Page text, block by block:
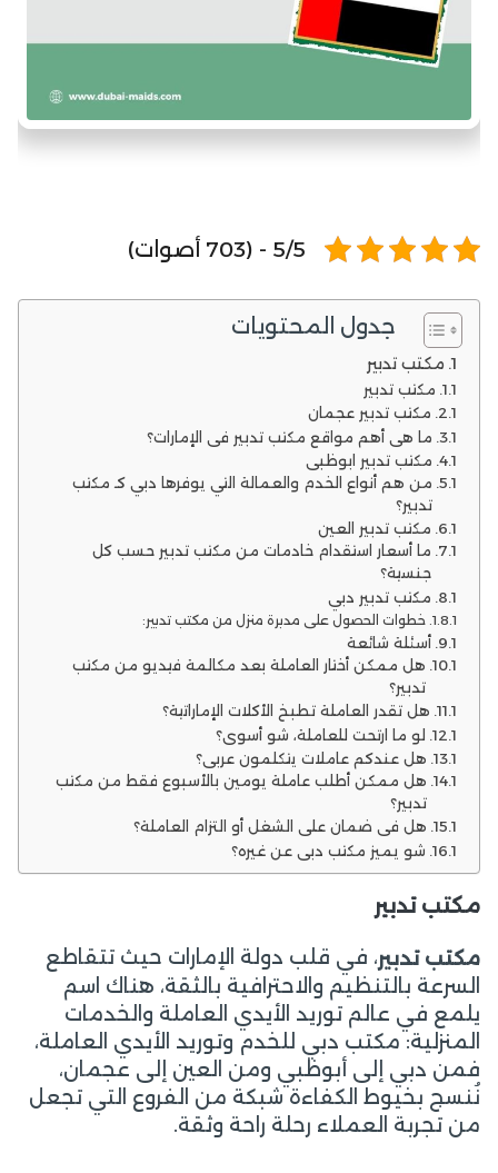
5/5 - (703 أصوات)
جدول المحتويات
مكتب تدبير
مكتب تدبير
مكتب تدبير عجمان
ما هي أهم مواقع مكتب تدبير في الإمارات؟
مكتب تدبير ابوظبي
من هم أنواع الخدم والعمالة التي يوفرها دبي كـ مكتب
تدبير؟
مكتب تدبير العين
ما أسعار استقدام خادمات من مكتب تدبير حسب كل
جنسية؟
مكتب تدبير دبي
خطوات الحصول على مدبرة منزل من مكتب تدبير:
أسئلة شائعة
هل ممكن أختار العاملة بعد مكالمة فيديو من مكتب
تدبير؟
هل تقدر العاملة تطبخ الأكلات الإماراتية؟
لو ما ارتحت للعاملة، شو أسوي؟
هل عندكم عاملات يتكلمون عربي؟
هل ممكن أطلب عاملة يومين بالأسبوع فقط من مكتب
تدبير؟
هل في ضمان على الشغل أو التزام العاملة؟
شو يميز مكتب دبي عن غيره؟
مكتب تدبير
مكتب تدبير، في قلب دولة الإمارات حيث تتقاطع
السرعة بالتنظيم والاحترافية بالثقة، هناك اسم
يلمع في عالم توريد الأيدي العاملة والخدمات
المنزلية: مكتب دبي للخدم وتوريد الأيدي العاملة،
فمن دبي إلى أبوظبي ومن العين إلى عجمان،
نُنسج بخيوط الكفاءة شبكة من الفروع التي تجعل
من تجربة العملاء رحلة راحة وثقة.